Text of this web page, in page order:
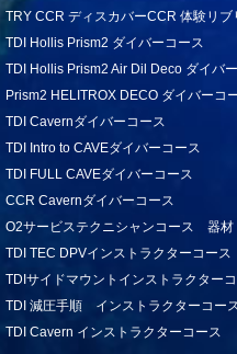
TRY CCR ディスカバーCCR 体験リ
TDI Hollis Prism2 ダイバーコース
TDI Hollis Prism2 Air Dil Deco ダイバ
Prism2 HELITROX DECO ダイバーコ
TDI Cavernダイバーコース
TDI Intro to CAVEダイバーコース
TDI FULL CAVEダイバーコース
CCR Cavernダイバーコース
O2サービステクニシャンコース 器
TDI TEC DPVインストラクターコース
TDIサイドマウントインストラクター
TDI 減圧手順 インストラクターコー
TDI Cavern インストラクターコース